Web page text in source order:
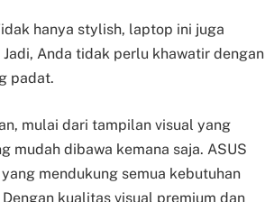
hanya stylish, laptop ini juga
Anda tidak perlu khawatir dengan
padat.
mulai dari tampilan visual yang
mudah dibawa kemana saja. ASUS
mendukung semua kebutuhan
kualitas visual premium dan